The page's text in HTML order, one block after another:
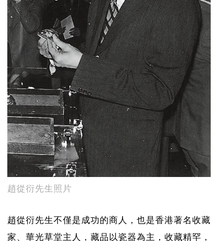
趙從衍先生照片
趙從衍先生不僅是成功的商人，也是香港著名收藏
家、華光草堂主人，藏品以瓷器為主，收藏精罕，